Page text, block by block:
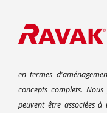
en termes
concepts complets.
peuvent être associées